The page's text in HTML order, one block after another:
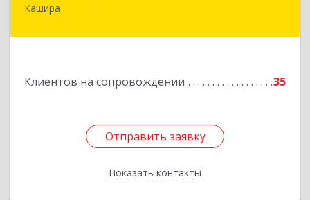
Кашира
Клиентов на сопровождении 35
Отправить заявку
Показать контакты
142932, Московская обл, г.о.Кашира, Каменка д,
Отправить заявку
Назад